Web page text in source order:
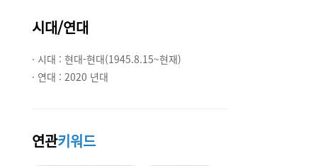
시대/연대
· 시대 : 현대-현대(1945.8.15~현재)
· 연대 : 2020 년대
연관키워드